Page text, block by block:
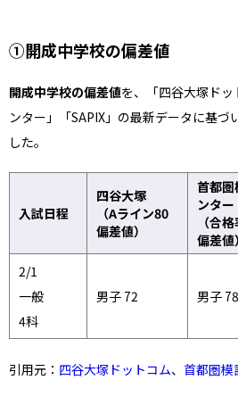
①開成中学校の偏差値
開成中学校の偏差値を、「四谷大塚ド
ンター」「SAPIX」の最新データに基づ
した。
入試日程
四谷大塚
（Aライン80
偏差値）
首都
ンター
（合
偏差値）
2/1
一般
4科
男子 72 男子 78
引用元： 四谷大塚ドットコム、 首都圏模